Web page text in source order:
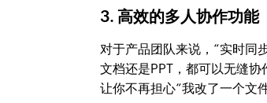
3. 高效的多人协作功能
对于产品团队来说，“实时同
文档还是PPT，都可以无缝
让你不再担心“我改了一个文